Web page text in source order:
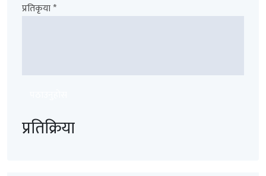
प्रतिकृया *
प्रतिक्रिया